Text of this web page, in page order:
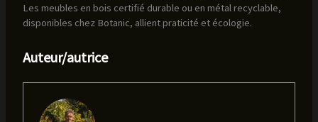
Les meubles en bois certifié durable ou en métal recyclable,
disponibles chez Botanic, allient praticité et écologie.
Auteur/autrice